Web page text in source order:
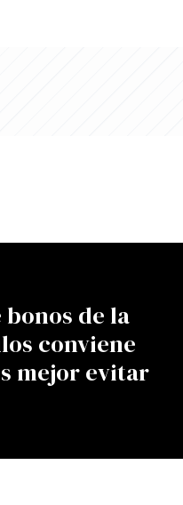
bonos de la
conviene
mejor evitar